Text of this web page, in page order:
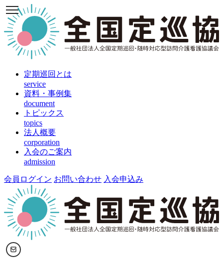
定期巡回とは
service
資料・事例集
document
トピックス
topics
法人概要
corporation
入会のご案内
admission
会員ログイン お問い合わせ 入会申込み